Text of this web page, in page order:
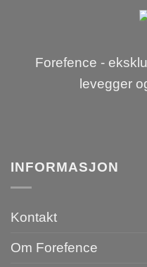
Forefence -
levegger
INFORMASJON
Kontakt
Om Forefence